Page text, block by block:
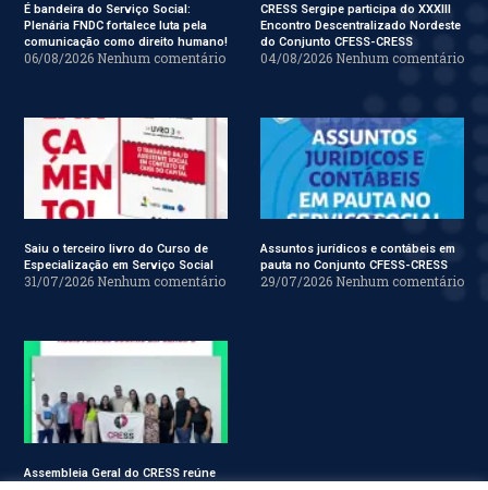
É bandeira do Serviço Social:
Plenária FNDC fortalece luta pela
comunicação como direito humano!
06/08/2026 Nenhum comentário
CRESS Sergipe participa do XXXIII
Encontro Descentralizado Nordeste
do Conjunto CFESS-CRESS
04/08/2026 Nenhum comentário
Saiu o terceiro livro do Curso de
Especialização em Serviço Social
31/07/2026 Nenhum comentário
Assuntos jurídicos e contábeis em
pauta no Conjunto CFESS-CRESS
29/07/2026 Nenhum comentário
Assembleia Geral do CRESS reúne